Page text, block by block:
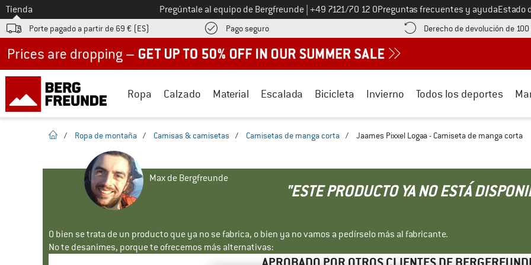
A la
Tienda Pregúntale al equipo de Bergfreunde Llámenos al
+49 7121/70 12 0Preguntas frecuentes y ayudaEstado
Porte pagado a partir de 69 € (ES) Pago seguro¡encuentre información sobre el pago aquí! Se abre en una ventana de
Derecho de devolución de
Ropa Calzado Material Escalada Bicicleta Invierno Todos los deportes
la pagina de inicio
/ Ropa de montaña / Camisas & camisetas / Camisetas de manga corta / Jaames Pixxel Logaa - Camiseta de manga corta
Max de Bergfreunde
"ESTE PRODUCTO YA NO ESTÁ
O bien se trata de un producto que ya no se fabrica, o bien ya no vamos a pedírselo más al fabricante.
No te desanimes, porque te ofrecemos más alternativas: